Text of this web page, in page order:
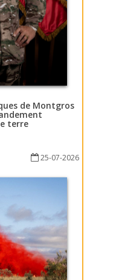
de Montgros
terre
25-07-2026